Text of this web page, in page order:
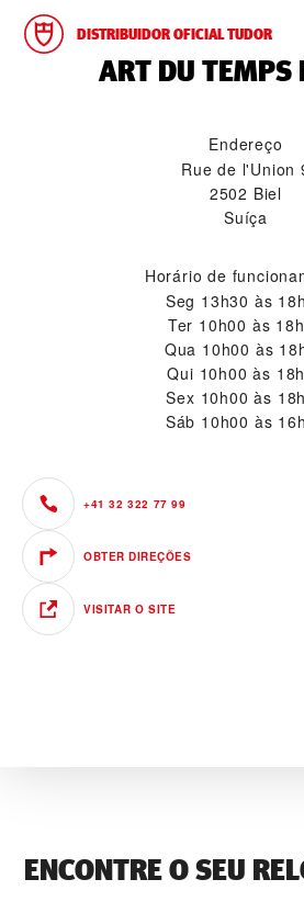
DISTRIBUIDOR OFICIAL TUDOR
‭ART DU TEMPS
Endereço
Rue de l'Union
2502 Biel
Suíça
Horário de
Seg 13h30 às
Ter 10h00 às
Qua 10h00 às
Qui 10h00 às
Sex 10h00 às
Sáb 10h00 às
+41 32 322 77 99
OBTER DIREÇÕES
VISITAR O SITE
ENCONTRE O SEU